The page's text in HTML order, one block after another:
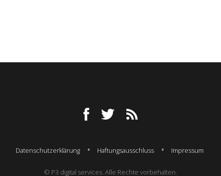
Datenschutzerklärung Haftungsausschluss Impressum
© P3 digital services. Alle Rechte vorbehalten.